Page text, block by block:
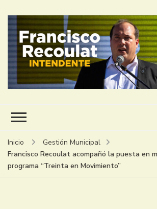
Inicio
Gestión Municipal
Francisco Recoulat acompañó la puesta en
programa “Treinta en Movimiento”